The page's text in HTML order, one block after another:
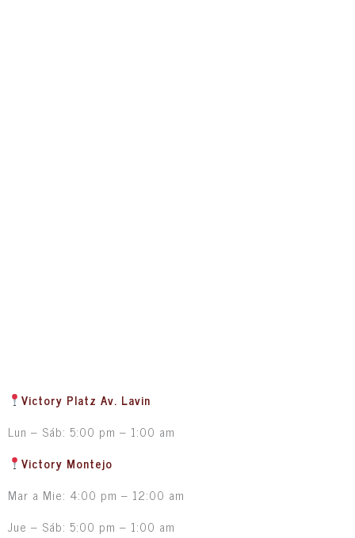
Victory Platz Av. Lavin
Lun – Sáb: 5:00 pm – 1:00 am
Victory Montejo
Mar a Mie: 4:00 pm – 12:00 am
Jue – Sáb: 5:00 pm – 1:00 am